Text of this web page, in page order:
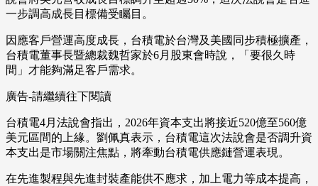
一步調高成長目標備受矚目。
因應客戶營運高度成長，台積電於台灣及美國同步積極擴產，
台積電董事長暨總裁魏哲家於6月股東會時說，「要很久時
間」才能夠滿足客戶需求。
廣告-請繼續往下閱讀
台積電4月法說會指出，2026年資本支出將接近520億至560億
美元區間的上緣。劉佩真表示，台積電這次法說會是否調升資
本支出是市場關注焦點，將牽動台積電供應鏈營運表現。
在先進製程與先進封裝產能供不應求，加上電力等成本提高，